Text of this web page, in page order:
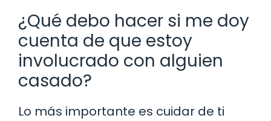
¿Qué debo hacer si me doy
cuenta de que estoy
involucrado con alguien
casado?
Lo más importante es cuidar de ti